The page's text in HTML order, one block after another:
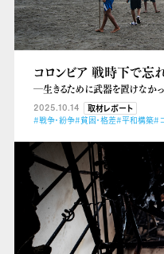
コロンビア 戦時下で忘
―生きるために武器を置けなか
2025.10.14
取材レポート
#戦争・紛争#貧困・格差#平和構築#